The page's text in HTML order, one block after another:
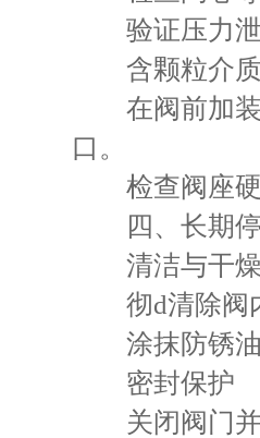
验证压力泄
含颗粒介质
在阀前加装
口。
检查阀座硬
四、长期停
清洁与干
彻d清除阀内
涂抹防锈油
密封保护
关闭阀门并